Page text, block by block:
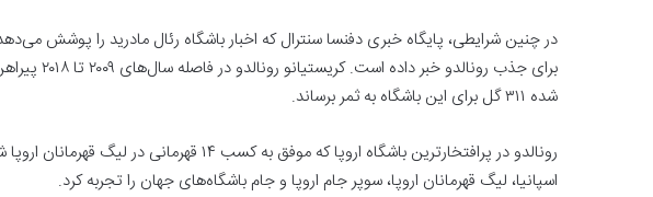
در چنین شرایطی، پایگاه خبری دفنسا سنترال که اخبار باشگاه رئال مادرید را پوشش
شده ۳۱۱ گل برای این باشگاه به ثمر برساند.
رونالدو در پرافتخارترین باشگاه اروپا که موفق به
اسپانیا، لیگ قهرمانان اروپا، سوپر جام اروپا و جام باشگاه‌های جهان را تجربه کرد.